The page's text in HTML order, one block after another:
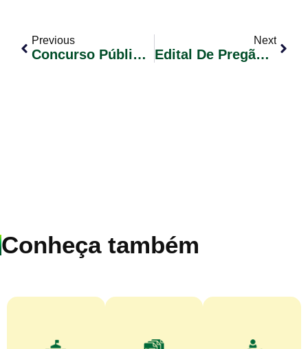
Previous
Concurso Público 02/2023 Convocação De Candidatos Classificados Edital Nº 27
Next
Edital De Pregão Eletrônico Nº 005/2025
Conheça também